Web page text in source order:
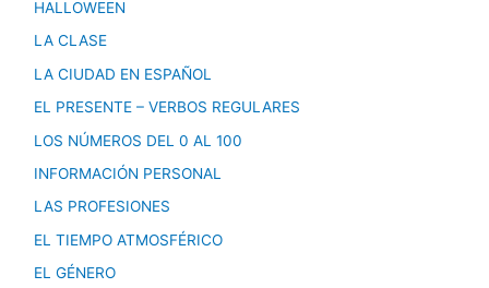
HALLOWEEN
LA CLASE
LA CIUDAD EN ESPAÑOL
EL PRESENTE – VERBOS REGULARES
LOS NÚMEROS DEL 0 AL 100
INFORMACIÓN PERSONAL
LAS PROFESIONES
EL TIEMPO ATMOSFÉRICO
EL GÉNERO